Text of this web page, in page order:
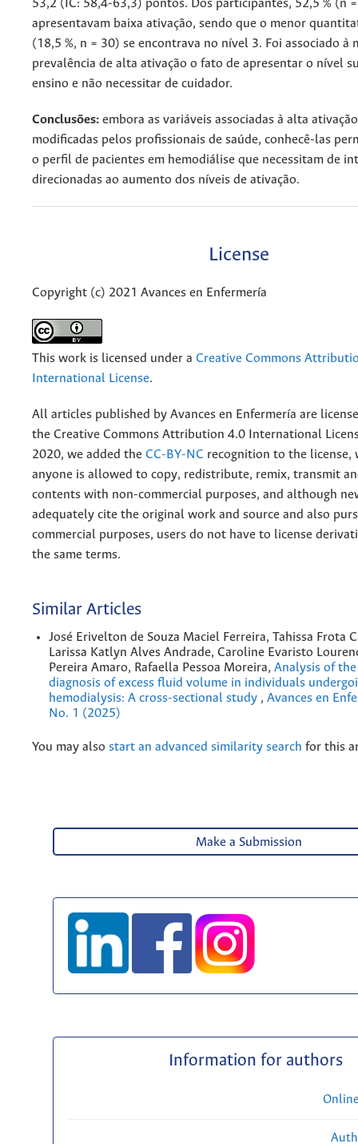
53,2 (IC: 58,4-63,3) pontos. Dos participantes, 52,5 % (n
apresentavam baixa ativação, sendo que o menor
(18,5 %, n = 30) se encontrava no nível 3. Foi associado à
prevalência de alta ativação o fato de apresentar o nível
ensino e não necessitar de cuidador.
Conclusões: embora as variáveis associadas à alta
modificadas pelos profissionais de saúde, conhecê-las
o perfil de pacientes em hemodiálise que necessitam de
direcionadas ao aumento dos níveis de ativação.
License
Copyright (c) 2021 Avances en Enfermería
This work is licensed under a Creative Commons
International License.
All articles published by Avances en Enfermería are
the Creative Commons Attribution 4.0 International
2020, we added the CC-BY-NC recognition to the license,
anyone is allowed to copy, redistribute, remix, transmit
contents with non-commercial purposes, and although
adequately cite the original work and source and also
commercial purposes, users do not have to license
the same terms.
Similar Articles
José Erivelton de Souza Maciel Ferreira, Tahissa Frota
Larissa Katlyn Alves Andrade, Caroline Evaristo
Pereira Amaro, Rafaella Pessoa Moreira, Analysis of
diagnosis of excess fluid volume in individuals
hemodialysis: A cross-sectional study , Avances en
No. 1 (2025)
You may also start an advanced similarity search for this
Make a Submission
Information for authors